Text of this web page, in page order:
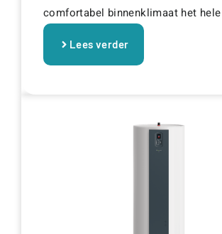
comfortabel binnenklimaat het
Lees verder